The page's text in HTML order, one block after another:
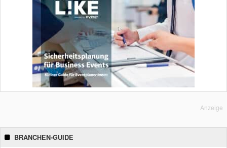
Anzeige
BRANCHEN-GUIDE